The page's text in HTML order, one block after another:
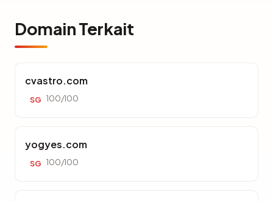
Domain Terkait
cvastro.com
SG 100/100
yogyes.com
SG 100/100